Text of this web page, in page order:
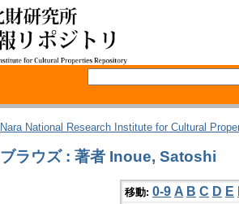
Nara National Research Institute for Cultural
ブラウズ : 著者 Inoue, Satoshi
移動: 0-9 A B C D E